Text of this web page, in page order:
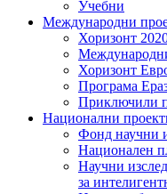
Учебни
Международни
Хоризонт
Хоризонт
Програма
Приключили
Национални
Фонд научни
Национален
Научни
за